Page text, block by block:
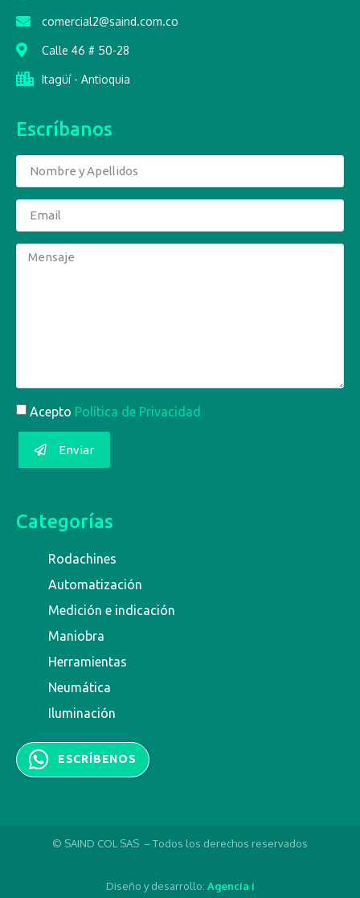
comercial2@saind.com.co
Calle 46 # 50-28
Itagüí - Antioquia
Escríbanos
Acepto Política de Privacidad
Enviar
Categorías
Rodachines
Automatización
Medición e indicación
Maniobra
Herramientas
Neumática
Iluminación
ESCRÍBENOS
© SAIND COL SAS – Todos los derechos reservados
Diseño y desarrollo: Agencia i